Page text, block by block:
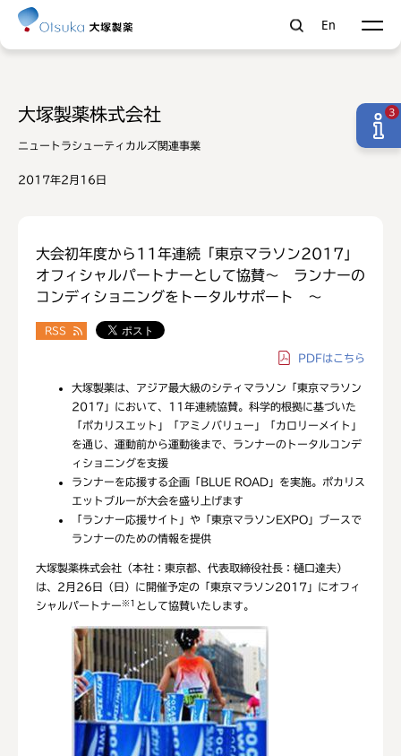
En
大塚製薬株式会社
ニュートラシューティカルズ関連事業
2017年2月16日
大会初年度から11年連続「東京マラソン2017」
オフィシャルパートナーとして協賛～ ランナーの
コンディショニングをトータルサポート ～
RSS
PDFはこちら
大塚製薬は、アジア最大級のシティマラソン「東京マラソン
2017」において、11年連続協賛。科学的根拠に基づいた
「ポカリスエット」「アミノバリュー」「カロリーメイト」
を通じ、運動前から運動後まで、ランナーのトータルコンデ
ィショニングを支援
ランナーを応援する企画「BLUE ROAD」を実施。ポカリス
エットブルーが大会を盛り上げます
「ランナー応援サイト」や「東京マラソンEXPO」ブースで
ランナーのための情報を提供
大塚製薬株式会社（本社：東京都、代表取締役社長：樋口達夫）
は、2月26日（日）に開催予定の「東京マラソン2017」にオフィ
シャルパートナー ※1 として協賛いたします。
3